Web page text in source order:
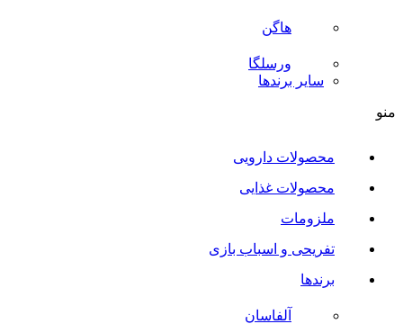
هاگن
ورسلگا
سایر برند‌ها
منو
محصولات دارویی
محصولات غذایی
ملزومات
تفریحی و اسباب بازی
برندها
آلفاسان